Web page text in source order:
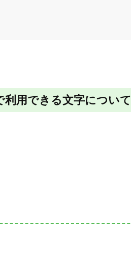
用できる文字について